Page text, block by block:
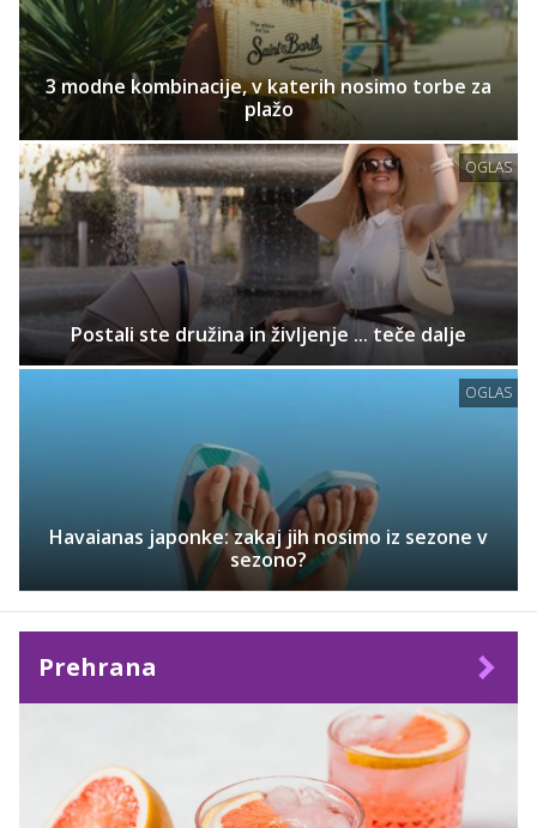
3 modne kombinacije, v katerih nosimo torbe za
plažo
OGLAS
Postali ste družina in življenje ... teče dalje
OGLAS
Havaianas japonke: zakaj jih nosimo iz sezone v
sezono?
Prehrana